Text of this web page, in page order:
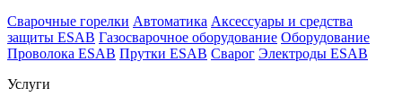
Cварочные горелки Автоматика Аксессуары и средства
защиты ESAB Газосварочное оборудование Оборудование
Проволока ESAB Прутки ESAB Сварог Электроды ESAB
Услуги